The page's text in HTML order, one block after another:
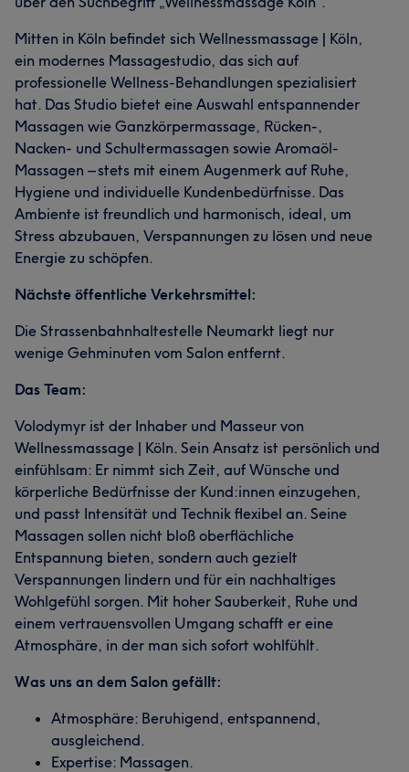
Mitten in Köln befindet sich Wellnessmassage | Köln,
ein modernes Massagestudio, das sich auf
professionelle Wellness-Behandlungen spezialisiert
hat. Das Studio bietet eine Auswahl entspannender
Massagen wie Ganzkörpermassage, Rücken-,
Nacken- und Schultermassagen sowie Aromaöl-
Massagen – stets mit einem Augenmerk auf Ruhe,
Hygiene und individuelle Kundenbedürfnisse. Das
Ambiente ist freundlich und harmonisch, ideal, um
Stress abzubauen, Verspannungen zu lösen und neue
Energie zu schöpfen.
Nächste öffentliche Verkehrsmittel:
Die Strassenbahnhaltestelle Neumarkt liegt nur
wenige Gehminuten vom Salon entfernt.
Das Team:
Volodymyr ist der Inhaber und Masseur von
Wellnessmassage | Köln. Sein Ansatz ist persönlich und
einfühlsam: Er nimmt sich Zeit, auf Wünsche und
körperliche Bedürfnisse der Kund:innen einzugehen,
und passt Intensität und Technik flexibel an. Seine
Massagen sollen nicht bloß oberflächliche
Entspannung bieten, sondern auch gezielt
Verspannungen lindern und für ein nachhaltiges
Wohlgefühl sorgen. Mit hoher Sauberkeit, Ruhe und
einem vertrauensvollen Umgang schafft er eine
Atmosphäre, in der man sich sofort wohlfühlt.
Was uns an dem Salon gefällt:
Atmosphäre: Beruhigend, entspannend,
ausgleichend.
Expertise: Massagen.